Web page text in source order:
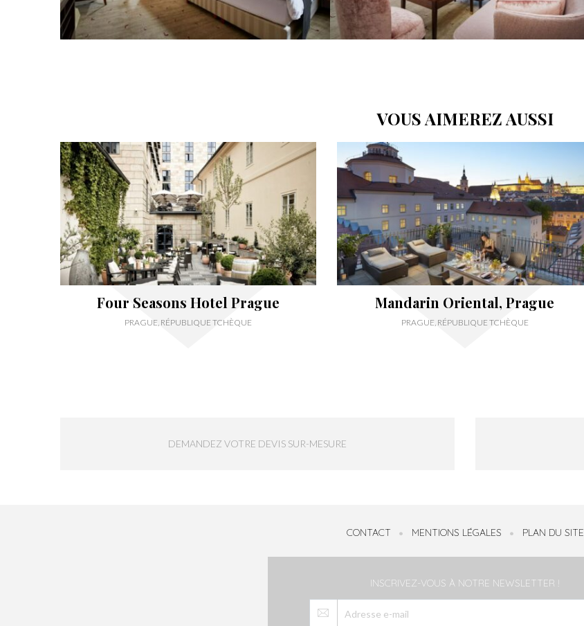
VOUS AIMEREZ AUSSI
Four Seasons Hotel Prague
PRAGUE, RÉPUBLIQUE TCHÈQUE
Mandarin Oriental, Prague
PRAGUE, RÉPUBLIQUE TCHÈQUE
DEMANDEZ VOTRE DEVIS SUR-MESURE
CONTACT MENTIONS LÉGALES PLAN DU SITE
INSCRIVEZ-VOUS À NOTRE NEWSLETTER !